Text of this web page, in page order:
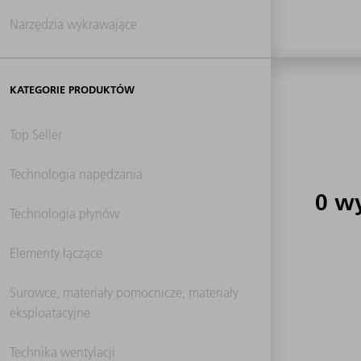
Narzędzia wykrawające
KATEGORIE PRODUKTÓW
Top Seller
Technologia napędzania
Technologia płynów
Elementy łączące
Surowce, materiały pomocnicze, materiały
eksploatacyjne
Technika wentylacji
0